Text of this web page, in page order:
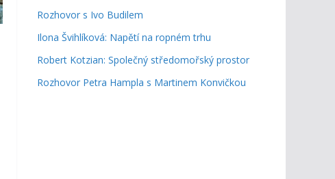
Rozhovor s Ivo Budilem
Ilona Švihlíková: Napětí na ropném trhu
Robert Kotzian: Společný středomořský prostor
Rozhovor Petra Hampla s Martinem Konvičkou